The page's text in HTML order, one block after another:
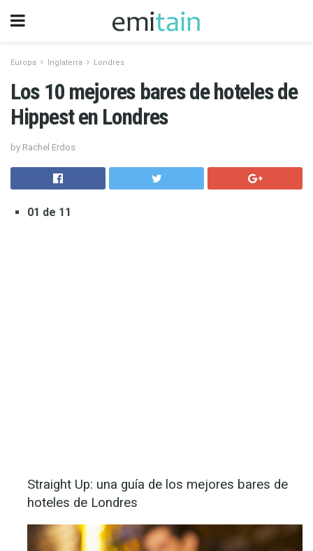
Europa Inglaterra Londres
Los 10 mejores bares de hoteles de
Hippest en Londres
by Rachel Erdos
01 de 11
Straight Up: una guía de los mejores bares de
hoteles de Londres